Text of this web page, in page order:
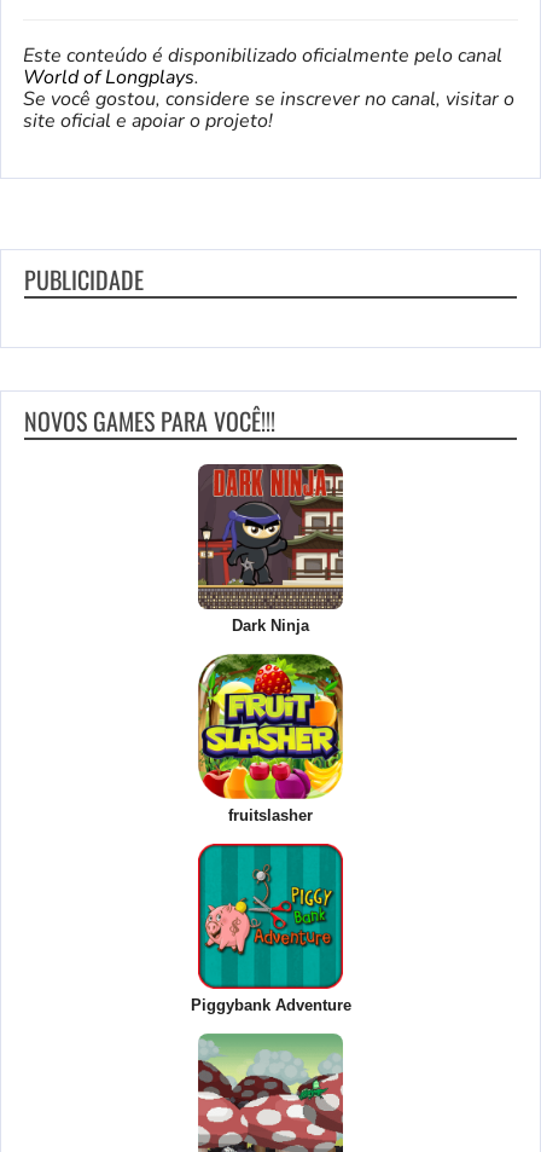
Este conteúdo é disponibilizado oficialmente pelo canal
World of Longplays.
Se você gostou, considere se inscrever no canal, visitar o
site oficial e apoiar o projeto!
PUBLICIDADE
NOVOS GAMES PARA VOCÊ!!!
Dark Ninja
fruitslasher
Piggybank Adventure